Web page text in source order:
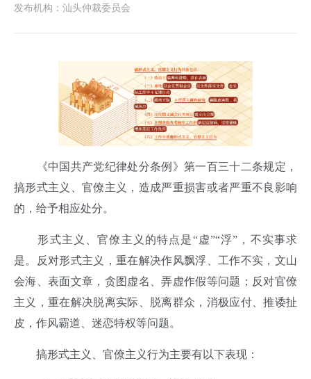
发布机构： 汕头仲裁委员会
《中国共产党纪律处分条例》第一百三十二条规定，
搞形式主义、官僚主义，造成严重损害或者严重不良影响
的，给予相应处分。
形式主义、官僚主义的特点是“虚”“浮”，不实事求
是。反对形式主义，重在解决作风飘浮、工作不实，文山
会海、表面文章，贪图虚名、弄虚作假等问题；反对官僚
主义，重在解决脱离实际、脱离群众，消极应付、推诿扯
皮，作风霸道、迷恋特权等问题。
搞形式主义、官僚主义行为主要有以下表现：